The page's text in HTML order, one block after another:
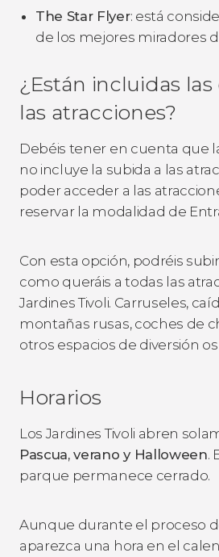
The Star Flyer: está
de los mejores miradores
¿Están incluidas las
las atracciones?
Debéis tener en cuenta que
no incluye la subida a las
poder acceder a las
reservar la modalidad de
Con esta opción, podréis
como queráis a todas las
Jardines Tivoli. Carruseles,
montañas rusas, coches de
otros espacios de diversión
Horarios
Los Jardines Tivoli abren
Pascua, verano y Halloween.
parque permanece cerrado.
Aunque durante el proceso
aparezca una hora en el